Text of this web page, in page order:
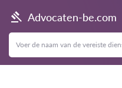
Advocaten-be.com
Terug